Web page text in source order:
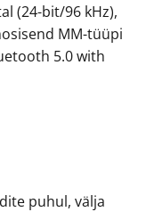
(24-bit/96 kHz),
MM-tüüpi
5.0 with
puhul, välja